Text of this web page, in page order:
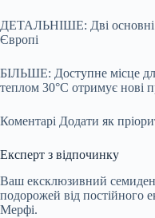
ДЕТАЛЬНІШЕ: Дві основні
Європі
БІЛЬШЕ: Доступне місце
теплом 30°C отримує нові
Коментарі Додати як
Експерт з відпочинку
Ваш ексклюзивний
подорожей від постійного
Мерфі.